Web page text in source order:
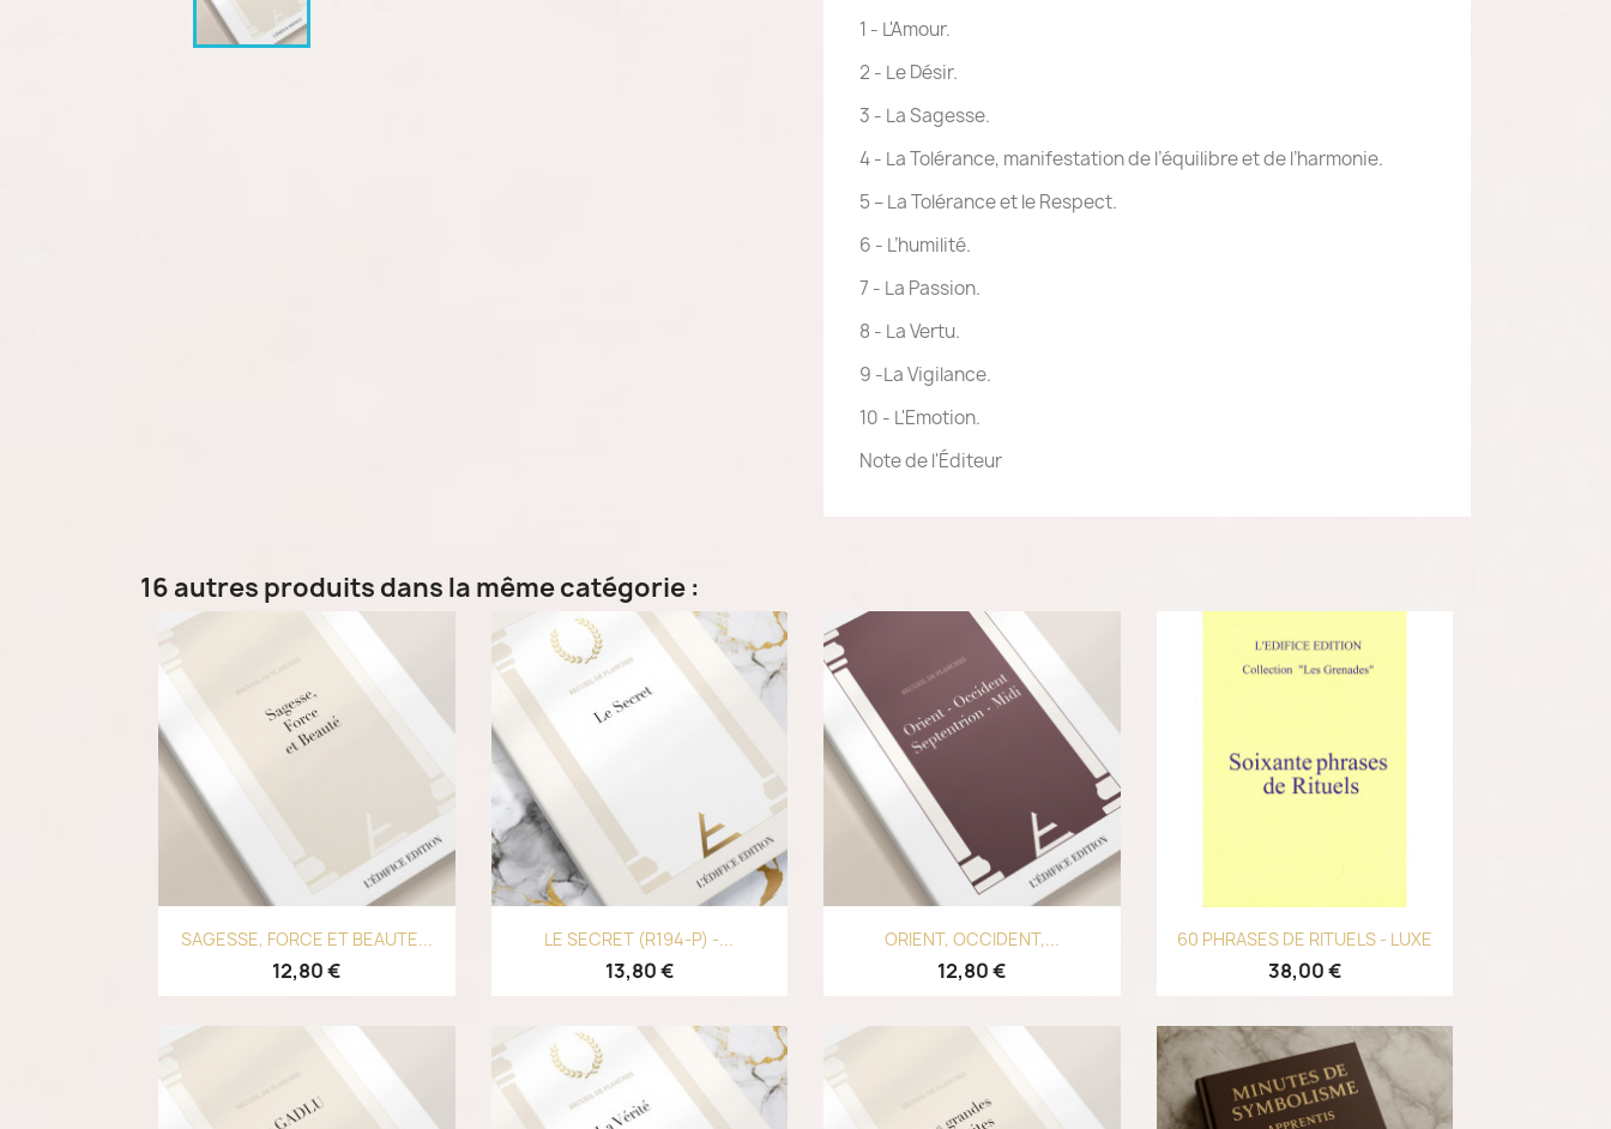
1 - L'Amour.
2 - Le Désir.
3 - La Sagesse.
4 - La Tolérance, manifestation de l’équilibre et de l’harmonie.
5 – La Tolérance et le Respect.
6 - L’humilité.
7 - La Passion.
8 - La Vertu.
9 -La Vigilance.
10 - L'Emotion.
Note de l'Éditeur
16 autres produits dans la même catégorie :
Aperçu rapide
SAGESSE, FORCE ET BEAUTE...
12,80 €
Aperçu rapide
LE SECRET (R194-P) -...
13,80 €
Aperçu rapide
ORIENT, OCCIDENT,...
12,80 €
Aperçu rapide
60 PHRASES DE RITUELS - LUXE
38,00 €